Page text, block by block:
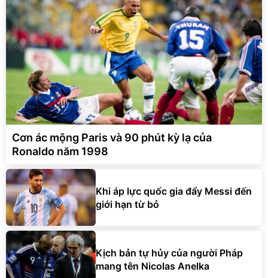
Cơn ác mộng Paris và 90 phút kỳ lạ của
Ronaldo năm 1998
Khi áp lực quốc gia đẩy Messi đến
giới hạn từ bỏ
Kịch bản tự hủy của người Pháp
mang tên Nicolas Anelka